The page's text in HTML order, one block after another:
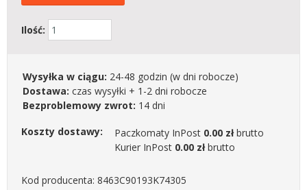
Ilość:
Wysyłka w ciągu: 24-48 godzin (w dni robocze)
Dostawa: czas wysyłki + 1-2 dni robocze
Bezproblemowy zwrot: 14 dni
Koszty dostawy:
Paczkomaty InPost 0.00 złbrutto
Kurier InPost 0.00 złbrutto
Kod producenta: 8463C90193K74305